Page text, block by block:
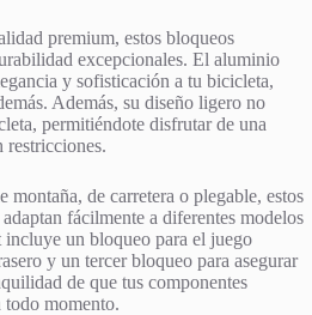
premium, estos bloqueos
excepcionales. El aluminio
y sofisticación a tu bicicleta,
Además, su diseño ligero no
permitiéndote disfrutar de una
restricciones.
de carretera o plegable, estos
fácilmente a diferentes modelos
incluye un bloqueo para el juego
y un tercer bloqueo para asegurar
de que tus componentes
todo momento.